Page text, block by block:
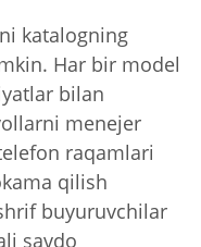
katalogning
Har bir model
bilan
menejer
raqamlari
qilish
buyuruvchilar
savdo